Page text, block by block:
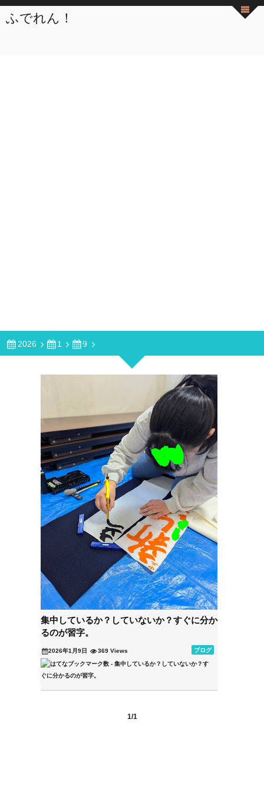
ふでれん！
2026 1 9
集中しているか？していないか？すぐに分か
るのが習字。
2026年1月9日 ブログ
369 Views
1/1